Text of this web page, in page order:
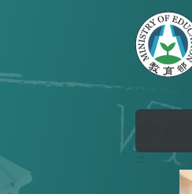
:::